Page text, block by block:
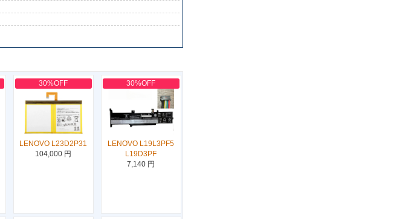
30%OFF
LENOVO L23D2P31
104,000 円
30%OFF
LENOVO L19L3PF5
L19D3PF
7,140 円